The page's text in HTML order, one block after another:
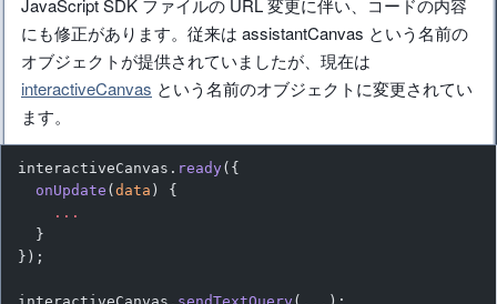
JavaScript SDK ファイルの URL 変更に伴い、コードの内容
にも修正があります。従来は assistantCanvas という名前の
オブジェクトが提供されていましたが、現在は
interactiveCanvas という名前のオブジェクトに変更されてい
ます。
interactiveCanvas. ready({
  onUpdate
(data ) {
    ...
  }
});